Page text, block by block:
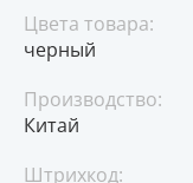
Цвета товара:
черный
Производство:
Китай
Штрихкод: